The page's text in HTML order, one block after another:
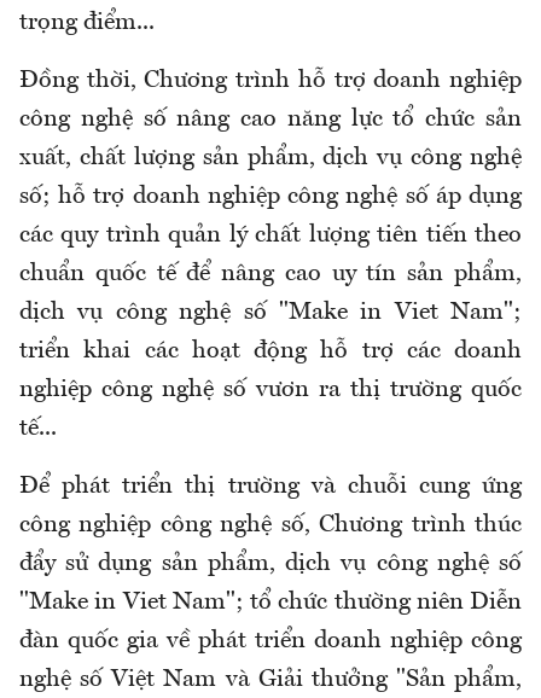
trọng điểm...
Đồng thời, Chương trình hỗ trợ doanh nghiệp
công nghệ số nâng cao năng lực tổ chức sản
xuất, chất lượng sản phẩm, dịch vụ công nghệ
số; hỗ trợ doanh nghiệp công nghệ số áp dụng
các quy trình quản lý chất lượng tiên tiến theo
chuẩn quốc tế để nâng cao uy tín sản phẩm,
dịch vụ công nghệ số "Make in Viet Nam";
triển khai các hoạt động hỗ trợ các doanh
nghiệp công nghệ số vươn ra thị trường quốc
tế...
Để phát triển thị trường và chuỗi cung ứng
công nghiệp công nghệ số, Chương trình thúc
đẩy sử dụng sản phẩm, dịch vụ công nghệ số
"Make in Viet Nam"; tổ chức thường niên Diễn
đàn quốc gia về phát triển doanh nghiệp công
nghệ số Việt Nam và Giải thưởng "Sản phẩm,